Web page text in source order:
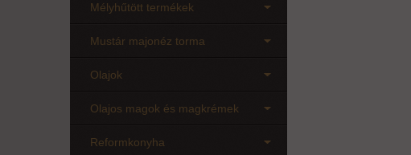
Mélyhűtött termékek
Mustár majonéz torma
Olajok
Olajos magok és magkrémek
Reformkonyha